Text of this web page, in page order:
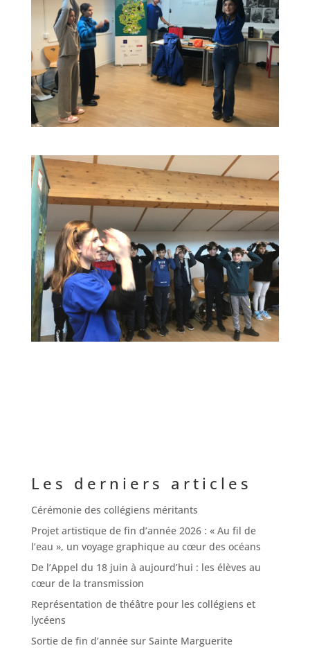
Les derniers articles
Cérémonie des collégiens méritants
Projet artistique de fin d’année 2026 : « Au fil de
l’eau », un voyage graphique au cœur des océans
De l’Appel du 18 juin à aujourd’hui : les élèves au
cœur de la transmission
Représentation de théâtre pour les collégiens et
lycéens
Sortie de fin d’année sur Sainte Marguerite